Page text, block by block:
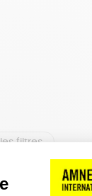
filtres